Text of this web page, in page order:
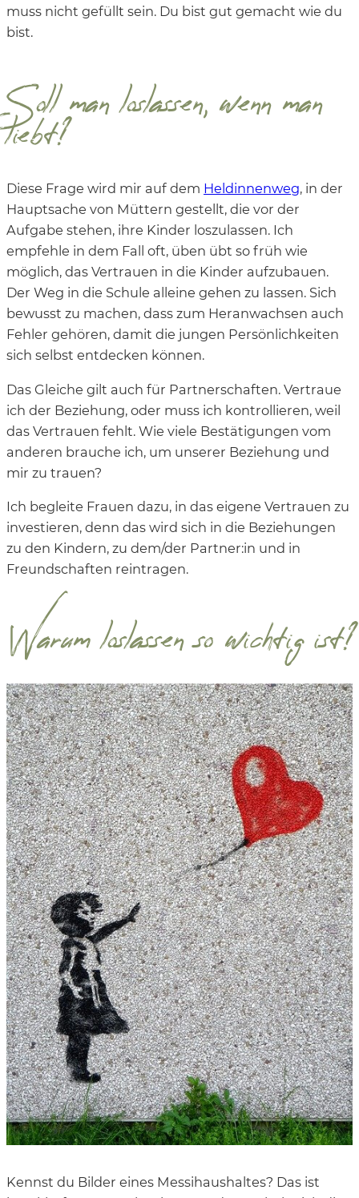
muss nicht gefüllt sein. Du bist gut gemacht wie du
bist.
Soll man loslassen, wenn man
liebt?
Diese Frage wird mir auf dem Heldinnenweg, in der
Hauptsache von Müttern gestellt, die vor der
Aufgabe stehen, ihre Kinder loszulassen. Ich
empfehle in dem Fall oft, üben übt so früh wie
möglich, das Vertrauen in die Kinder aufzubauen.
Der Weg in die Schule alleine gehen zu lassen. Sich
bewusst zu machen, dass zum Heranwachsen auch
Fehler gehören, damit die jungen Persönlichkeiten
sich selbst entdecken können.
Das Gleiche gilt auch für Partnerschaften. Vertraue
ich der Beziehung, oder muss ich kontrollieren, weil
das Vertrauen fehlt. Wie viele Bestätigungen vom
anderen brauche ich, um unserer Beziehung und
mir zu trauen?
Ich begleite Frauen dazu, in das eigene Vertrauen zu
investieren, denn das wird sich in die Beziehungen
zu den Kindern, zu dem/der Partner:in und in
Freundschaften reintragen.
Warum loslassen so wichtig ist?
Kennst du Bilder eines Messihaushaltes? Das ist